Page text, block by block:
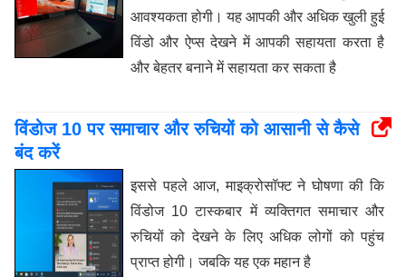
आवश्यकता होगी। यह आपकी और अधिक खुली हुई
विंडो और ऐप्स देखने में आपकी सहायता करता है
और बेहतर बनाने में सहायता कर सकता है
विंडोज 10 पर समाचार और रुचियों को आसानी से कैसे
बंद करें
इससे पहले आज, माइक्रोसॉफ्ट ने घोषणा की कि
विंडोज 10 टास्कबार में व्यक्तिगत समाचार और
रुचियों को देखने के लिए अधिक लोगों को पहुंच
प्राप्त होगी। जबकि यह एक महान है